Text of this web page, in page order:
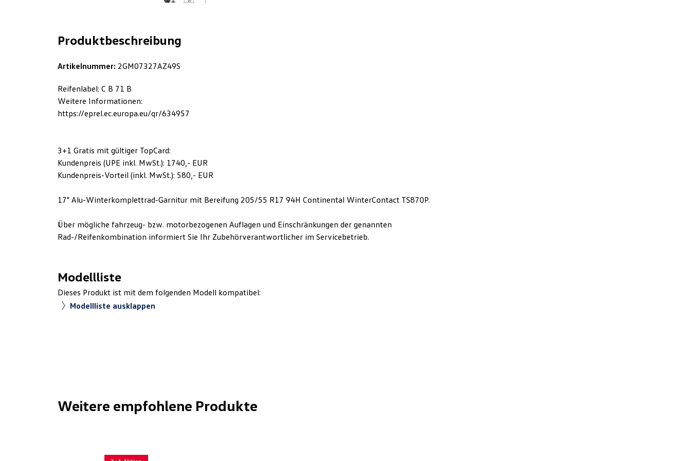
Produktbeschreibung
Artikelnummer: 2GM07327AZ49S
Reifenlabel: C B 71 B
Weitere Informationen:
https://eprel.ec.europa.eu/qr/634957
3+1 Gratis mit gültiger TopCard:
Kundenpreis (UPE inkl. MwSt.): 1740,- EUR
Kundenpreis-Vorteil (inkl. MwSt.): 580,- EUR
17" Alu-Winterkomplettrad-Garnitur mit Bereifung 205/55 R17 94H Continental WinterContact TS870P.
Über mögliche fahrzeug- bzw. motorbezogenen Auflagen und Einschränkungen der genannten
Rad-/Reifenkombination informiert Sie Ihr Zubehörverantwortlicher im Servicebetrieb.
Modellliste
Dieses Produkt ist mit dem folgenden Modell kompatibel:
Modellliste ausklappen
Weitere empfohlene Produkte